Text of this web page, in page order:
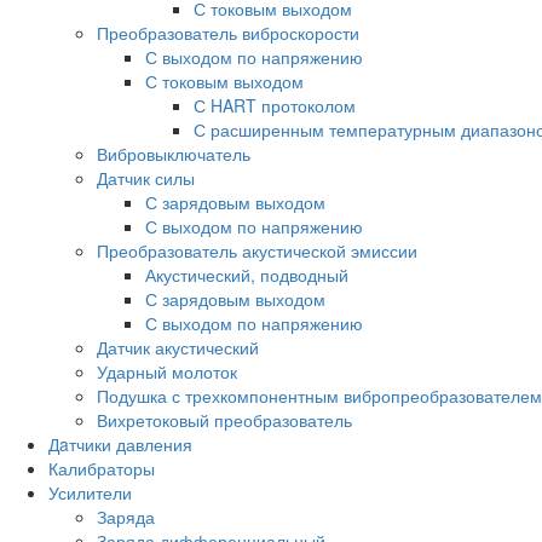
С токовым выходом
Преобразователь виброскорости
С выходом по напряжению
С токовым выходом
С HART протоколом
С расширенным температурным
Вибровыключатель
Датчик силы
С зарядовым выходом
С выходом по напряжению
Преобразователь акустической эмиссии
Акустический, подводный
С зарядовым выходом
С выходом по напряжению
Датчик акустический
Ударный молоток
Подушка с трехкомпонентным вибропреобразователем
Вихретоковый преобразователь
Дaтчики давления
Калибраторы
Усилители
Заряда